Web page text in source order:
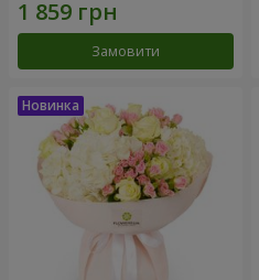
Замовити